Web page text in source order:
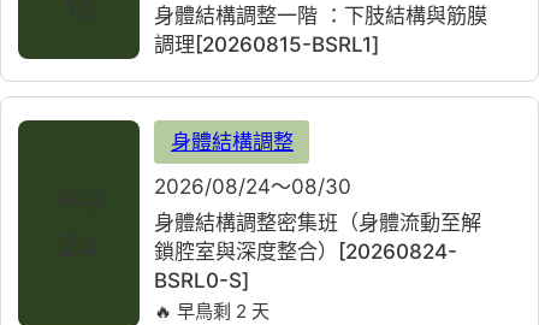
身體結構調整一階 ：下肢結構與筋膜
調理[20260815-BSRL1]
身體結構調整密集班（身體流動至解
鎖腔室與深度整合）[20260824-
BSRL0-S]
🔥 早鳥剩 2 天
身體結構調整
2026/08/24～08/30